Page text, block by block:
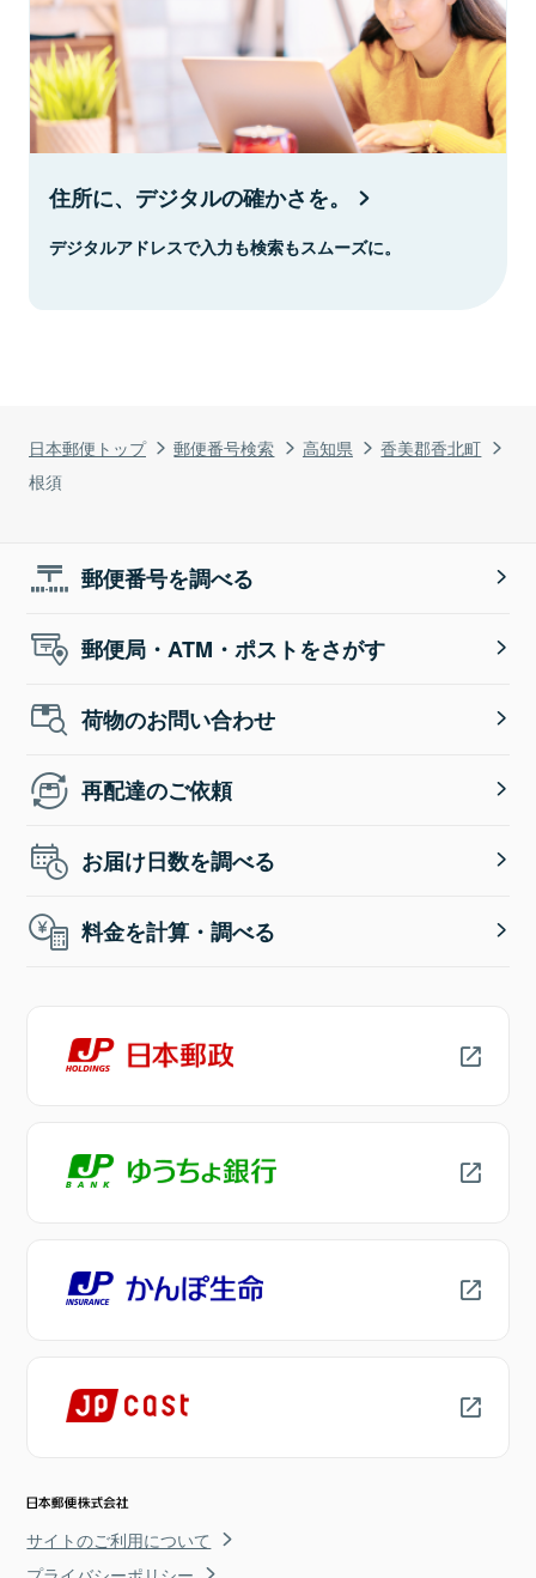
日本郵便トップ 郵便番号検索 高知県
香美郡香北町
根須
住所に、デジタルの確かさを。
デジタルアドレスで入力も検索もスムーズに。
郵便番号を調べる
郵便局・ATM・ポストをさがす
荷物のお問い合わせ
再配達のご依頼
お届け日数を調べる
料金を計算・調べる
サイトのご利用について